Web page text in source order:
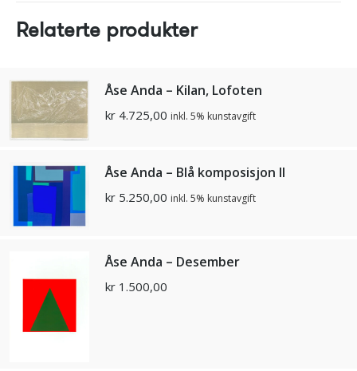
Relaterte produkter
Åse Anda – Kilan, Lofoten
kr 4.725,00 inkl. 5% kunstavgift
Åse Anda – Blå komposisjon II
kr 5.250,00 inkl. 5% kunstavgift
Åse Anda – Desember
kr 1.500,00